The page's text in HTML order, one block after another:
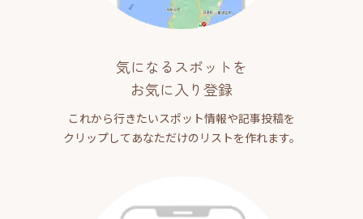
気になるスポットを
お気に入り登録
これから行きたいスポット情報や記事投稿を
クリップしてあなただけのリストを作れます。